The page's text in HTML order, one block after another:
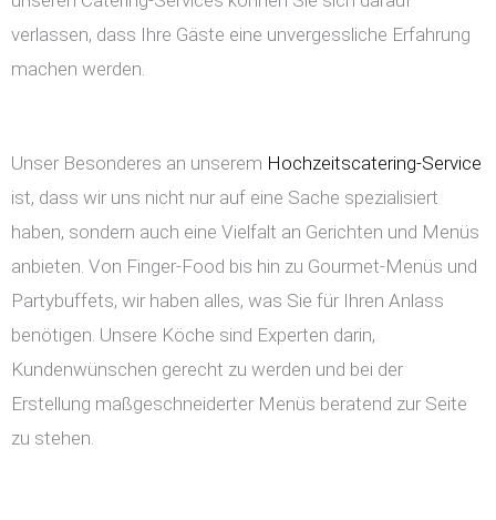
verlassen, dass Ihre Gäste eine unvergessliche Erfahrung
machen werden.
Unser Besonderes an unserem Hochzeitscatering-Service
ist, dass wir uns nicht nur auf eine Sache spezialisiert
haben, sondern auch eine Vielfalt an Gerichten und Menüs
anbieten. Von Finger-Food bis hin zu Gourmet-Menüs und
Partybuffets, wir haben alles, was Sie für Ihren Anlass
benötigen. Unsere Köche sind Experten darin,
Kundenwünschen gerecht zu werden und bei der
Erstellung maßgeschneiderter Menüs beratend zur Seite
zu stehen.